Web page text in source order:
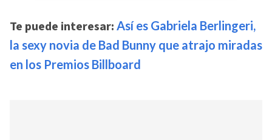
Te puede interesar: Así es Gabriela Berlingeri,
la sexy novia de Bad Bunny que atrajo miradas
en los Premios Billboard